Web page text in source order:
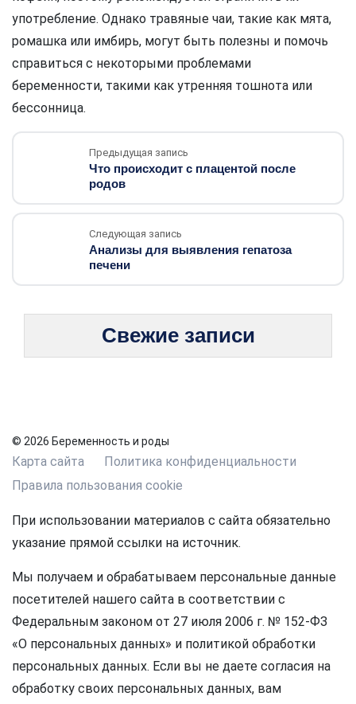
употребление. Однако травяные чаи, такие как мята,
ромашка или имбирь, могут быть полезны и помочь
справиться с некоторыми проблемами
беременности, такими как утренняя тошнота или
бессонница.
Предыдущая запись
Что происходит с плацентой после
родов
Следующая запись
Анализы для выявления гепатоза
печени
Свежие записи
© 2026 Беременность и роды
Карта сайта
Политика конфиденциальности
Правила пользования cookie
При использовании материалов с сайта обязательно
указание прямой ссылки на источник.
Мы получаем и обрабатываем персональные данные
посетителей нашего сайта в соответствии с
Федеральным законом от 27 июля 2006 г. № 152-ФЗ
«О персональных данных» и политикой обработки
персональных данных. Если вы не даете согласия на
обработку своих персональных данных, вам